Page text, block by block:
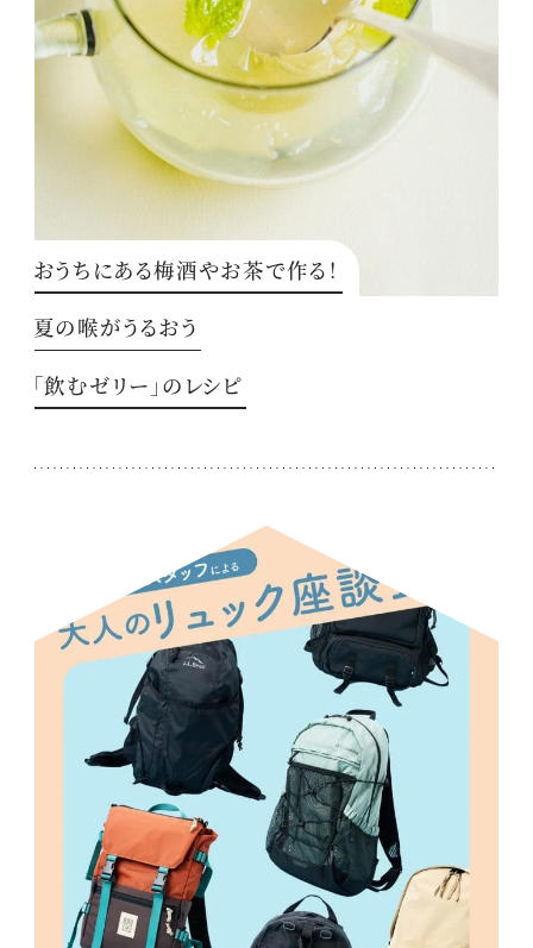
おうちにある梅酒やお茶で作る！
夏の喉がうるおう
「飲むゼリー」のレシピ